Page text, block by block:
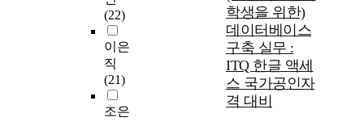
(22)
이은
직
(21)
조은
학생을 위한)
데이터베이스
구축 실무 :
ITQ 한글 액세
스 국가공인자
격 대비